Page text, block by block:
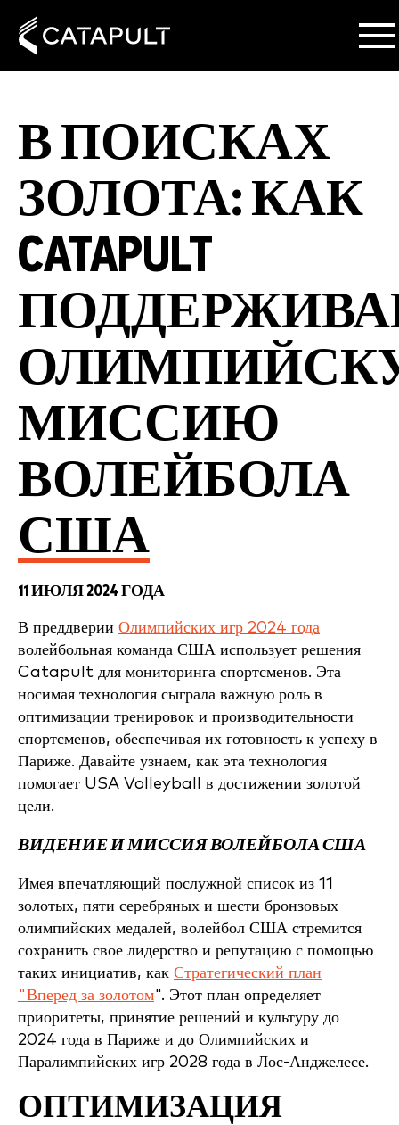
В ПОИСКАХ
ЗОЛОТА: КАК
CATAPULT
МИССИЮ
ВОЛЕЙБОЛА
США
11 ИЮЛЯ 2024 ГОДА
В преддверии Олимпийских игр 2024 года
волейбольная команда США использует решения
Catapult для мониторинга спортсменов. Эта
носимая технология сыграла важную роль в
оптимизации тренировок и производительности
спортсменов, обеспечивая их готовность к успеху в
Париже. Давайте узнаем, как эта технология
помогает USA Volleyball в достижении золотой
цели.
ВИДЕНИЕ И МИССИЯ ВОЛЕЙБОЛА США
Имея впечатляющий послужной список из 11
золотых, пяти серебряных и шести бронзовых
олимпийских медалей, волейбол США стремится
сохранить свое лидерство и репутацию с помощью
таких инициатив, как Стратегический план
"Вперед за золотом". Этот план определяет
приоритеты, принятие решений и культуру до
2024 года в Париже и до Олимпийских и
Паралимпийских игр 2028 года в Лос-Анджелесе.
ОПТИМИЗАЦИЯ